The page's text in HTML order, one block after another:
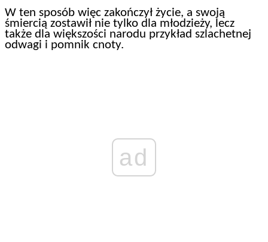
W ten sposób więc zakończył życie, a swoją
śmiercią zostawił nie tylko dla młodzieży, lecz
także dla większości narodu przykład szlachetnej
odwagi i pomnik cnoty.
ad